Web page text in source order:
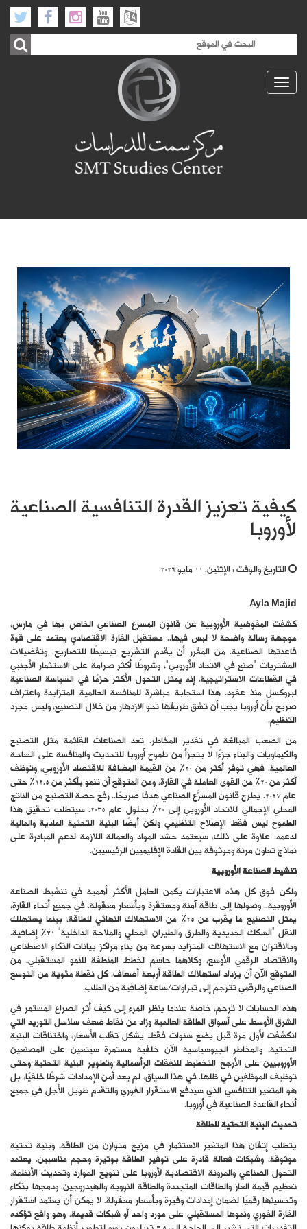
Toggle
navigation
كيفية تعزيز القدرة التنافسية الصناعية
لأوروبا
التاريخ والوقت :الإثنين, 11 مايو 2026
Ayla Majid
كشفت المفوضية الأوروبية عن قانون المسرع الصناعي الخاص بها في مارس،
موجهة رسالة واضحة لا لبس فيها.. مستقبل القارة الاقتصادي يعتمد على قوة
قاعدتها الصناعية. من المقرر أن يقدم التشريع تبسيطًا للتصاريح، وتفضيلات
المشتريات “صنع في الاتحاد الأوروبي”، وشروطًا أكثر صرامة على الاستثمار الأجنبي
في القطاعات الاستراتيجية. إنه يمثل التحول الأكثر حزمًا في السياسة الصناعية
لبروكسل منذ عقود. هذا استجابة مباشرة للمنافسة العالمية المتزايدة واعتراف
صريح بأن أوروبا يجب أن تشق طريقها نحو الازدهار من خلال التصنيع، وليس مجرد
التنظيم.
من الصعب المبالغة في تقدير المخاطر. تعد الصناعات القائمة مثل التصنيع
والكيماويات والبناء جزءًا لا يتجزأ من طموح أوروبا للتحديث والمنافسة على الساحة
العالمية. فهي توفر أكثر من 20% من القيمة المضافة للاقتصاد الأوروبي، وتوظف
أكثر من 20% من القوى العاملة في القارة، ومن المتوقع أن تنمو بأكثر من 12.5% حتى
عام 2027. يطرح قانون المسرّع الصناعي هدفًا صريحًا.. رفع حصة التصنيع من الناتج
المحلي الإجمالي للاتحاد الأوروبي إلى 20% بحلول عام 2035. سيتطلب تحقيق هذا
الطموح ليس فقط الإصلاح التنظيمي ولكن أيضًا البنية التحتية المادية والمالية
لدعمه. علاوة على ذلك، سيعتمد حشد المواد والعمالة اللازمة لدعم المبادرة على
نماذج تعاون مرنة وموثوقة بين القادة الإقليميين الرئيسيين.
تنشيط الصناعة الأوروبية
ولكن فوق كل هذه الاعتبارات يكمن العامل الأكثر أهمية في تنشيط الصناعة
الأوروبية.. وصولها إلى طاقة آمنة ومستقرة وبأسعار معقولة. في جميع أنحاء القارة،
يمثل التصنيع ما يقرب من 25% من الاستهلاك النهائي للطاقة، بينما يستهلك
النقل “السكك الحديدية والطرق والطيران المحلي والملاحة الداخلية” 31% إضافية.
وبالاقتران مع الاستهلاك المتزايد بسرعة من بناء مراكز بيانات الذكاء الاصطناعي
والاقتصاد الرقمي الأوسع، وكلاهما حاسم لخطط المنطقة للنمو المستقبلي، من
المتوقع الآن أن يزداد استهلاك الطاقة أربعة أضعاف. كل نقطة مئوية من التوسع
الصناعي والرقمي تترجم إلى تيراوات/ساعة إضافية من الطلب.
هذه الحسابات لا ترحم، خاصة عندما ينظر المرء إلى كيف أثر الصراع المستمر في
الشرق الأوسط على أسواق الطاقة العالمية وزاد من نقاط ضعف سلاسل التوريد التي
انكشفت لأول مرة قبل بضع سنوات فقط. يشكل تقلب الأسعار، واختناقات البنية
التحتية، والمخاطر الجيوسياسية الآن خلفية مستمرة سيتعين على المصنعين
الأوروبيين على الأرجح التخطيط للنفقات الرأسمالية وتطوير البنية التحتية وحتى
توظيف الموظفين في ظلها. في هذا السياق، لم يعد أمن الإمدادات شرطًا خلفيًا، بل
هو المتغير التنافسي الذي سيدفع الاستقرار الفوري والتقدم طويل الأجل في جميع
أنحاء القاعدة الصناعية في أوروبا.
تحديث البنية التحتية للطاقة
يتطلب إتقان هذا المتغير الاستثمار في مزيج متوازن من الطاقة، وبنية تحتية
موثوقة، وشبكات فعالة قادرة على توفير الطاقة بوتيرة وحجم مناسبين. يعتمد
التحول الصناعي والمرونة الاقتصادية لأوروبا على تنويع الموارد وتحديث الأنظمة،
تعظيم قيمة الغاز والطاقات المتجددة والطاقة النووية والهيدروجين، ودمجها بذكاء
وتحسينها رقميًا لضمان إمدادات وفيرة وبأسعار معقولة. لا يمكن أن يعتمد استقرار
القارة الفوري ونموها المستقبلي على مورد واحد أو شبكات قديمة، وهو واقع تؤكده